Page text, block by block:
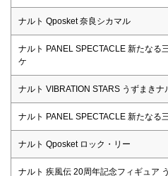
ナルト Qposket 奈良シカマル
ナルト PANEL SPECTACLE 新たなる
ケ
ナルト VIBRATION STARS うずまき
ナルト PANEL SPECTACLE 新たなる
ナルト Qposket ロック・リー
ナルト 疾風伝 20周年記念フィギュア